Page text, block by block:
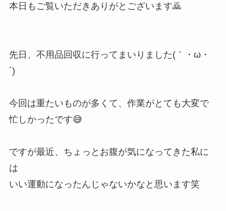
本日もご覧いただきありがとございます🙇
先日、不用品回収に行ってまいりました(｀・ω・
´)ゞ
今回は重たいものが多くて、作業がとても大変で
忙しかったです😅
ですが最近、ちょっとお腹が気になってきた私に
は
いい運動になったんじゃないかなと思います笑